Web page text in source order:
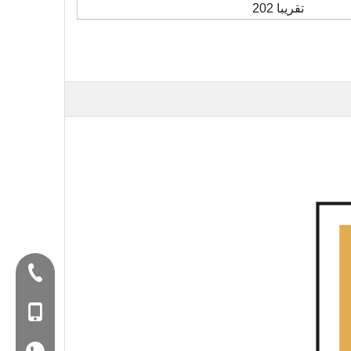
تقريبا 202
Tel:+86-577-88627766